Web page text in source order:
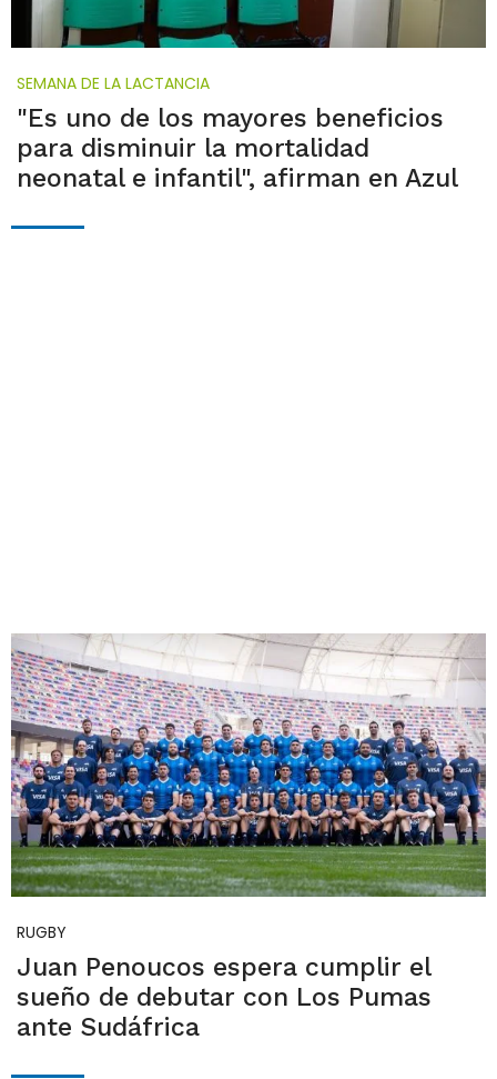
SEMANA DE LA LACTANCIA
"Es uno de los mayores beneficios
para disminuir la mortalidad
neonatal e infantil", afirman en Azul
RUGBY
Juan Penoucos espera cumplir el
sueño de debutar con Los Pumas
ante Sudáfrica